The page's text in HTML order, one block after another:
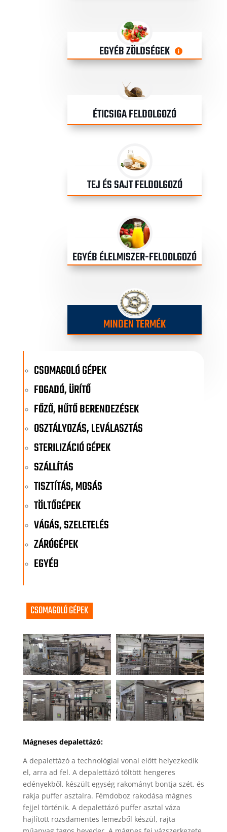
EGYÉB ZÖLDSÉGEK 
ÉTICSIGA FELDOLGOZÓ
TEJ ÉS SAJT FELDOLGOZÓ
EGYÉB ÉLELMISZER-FELDOLGOZÓ
MINDEN TERMÉK
CSOMAGOLÓ GÉPEK
FOGADÓ, ÜRÍTŐ
FŐZŐ, HŰTŐ BERENDEZÉSEK
OSZTÁLYOZÁS, LEVÁLASZTÁS
STERILIZÁCIÓ GÉPEK
SZÁLLÍTÁS
TISZTÍTÁS, MOSÁS
TÖLTŐGÉPEK
VÁGÁS, SZELETELÉS
ZÁRÓGÉPEK
EGYÉB
CSOMAGOLÓ GÉPEK
Mágneses depalettázó:
A depalettázó a technológiai vonal előtt helyezkedik
el, arra ad fel. A depalettázó töltött hengeres
edényekből, készült egység rakományt bontja szét, és
rakja puffer asztalra. Fémdoboz rakodása mágnes
fejjel történik. A depalettázó puffer asztal váza
hajlított rozsdamentes lemezből készül, rajta